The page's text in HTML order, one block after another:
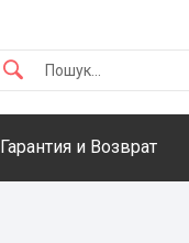
Гарантия и Возврат